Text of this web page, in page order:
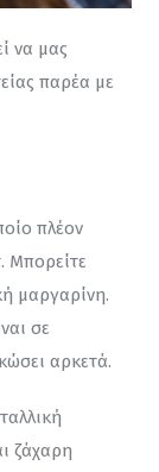
να μας
παρέα με
πλέον
Μπορείτε
μαργαρίνη.
σε
αρκετά.
ζάχαρη